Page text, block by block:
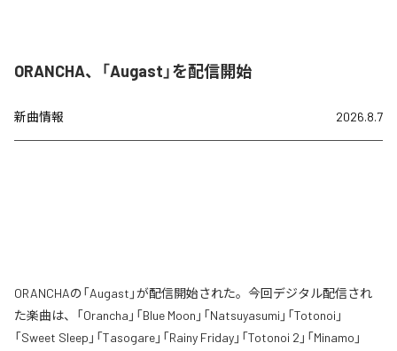
ORANCHA、「Augast」を配信開始
新曲情報 2026.8.7
ORANCHAの「Augast」が配信開始された。今回デジタル配信され
た楽曲は、「Orancha」「Blue Moon」「Natsuyasumi」「Totonoi」
「Sweet Sleep」「Tasogare」「Rainy Friday」「Totonoi 2」「Minamo」